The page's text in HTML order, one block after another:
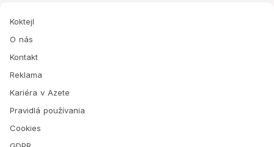
Koktejl
O nás
Kontakt
Reklama
Kariéra v Azete
Pravidlá používania
Cookies